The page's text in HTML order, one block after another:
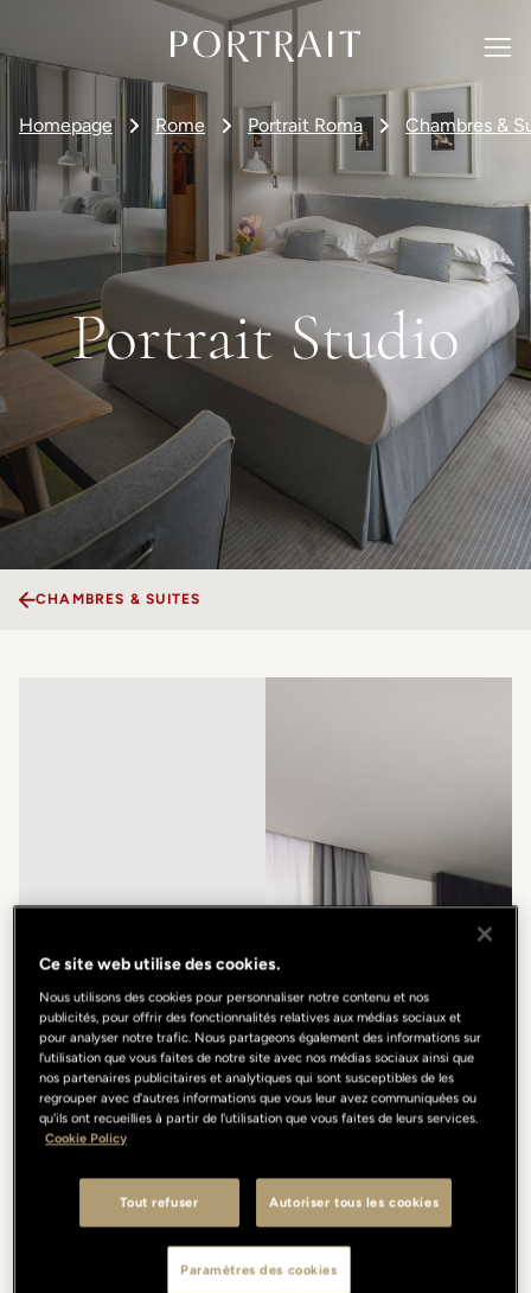
Homepage Rome Portrait Roma Chambres &
Portrait Studio
CHAMBRES & SUITES
Ce site web utilise des cookies.
Nous utilisons des cookies pour personnaliser notre contenu et nos
publicités, pour offrir des fonctionnalités relatives aux médias sociaux et
pour analyser notre trafic. Nous partageons également des informations sur
l'utilisation que vous faites de notre site avec nos médias sociaux ainsi que
nos partenaires publicitaires et analytiques qui sont susceptibles de les
regrouper avec d'autres informations que vous leur avez communiquées ou
qu'ils ont recueillies à partir de l'utilisation que vous faites de leurs services.
Cookie Policy
Tout refuser Autoriser tous les cookies
Paramètres des cookies